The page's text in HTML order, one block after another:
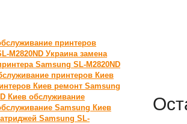
принтеров
M2820ND Украина замена
Samsung SL-M2820ND
принтеров Киев
Киев ремонт Samsung
Киев обслуживание
Samsung Киев
Samsung SL-